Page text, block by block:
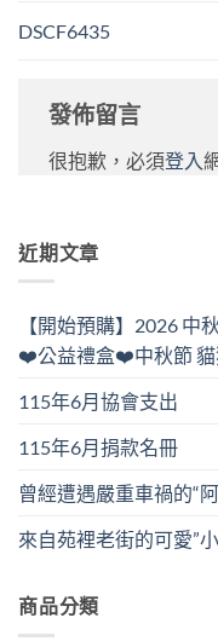
DSCF6435
發佈留言
很抱歉，必須登入
近期文章
【開始預購】2026
❤️公益禮盒❤️中秋節 貓
115年6月協會支出
115年6月捐款名冊
曾經遭遇嚴重車禍的“
來自苑裡老街的可愛”
商品分類